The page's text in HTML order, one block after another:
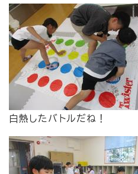
白熱したバトルだね！